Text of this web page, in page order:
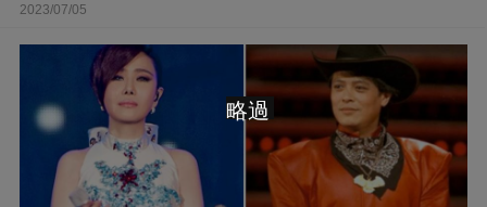
2023/07/05
略過